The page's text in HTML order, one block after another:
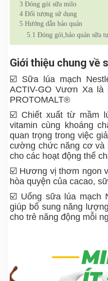
3 Đóng gói sữa milo
4 Đối tượng sử dụng
5 Hướng dẫn bảo quản
5.1 Đóng gói,bảo quản sữa
Giới thiệu chung về
☑️ Sữa lúa mạch
ACTIV-GO Vươn Xa
PROTOMALT®
☑️ Chiết xuất từ mầm
vitamin cùng khoáng
quan trọng trong việc
cường chức năng cơ
cho các hoạt động thể
☑️ Hương vị thơm ngon
hòa quyện của cacao,
☑️ Uống sữa lúa mạch
giúp bổ sung năng
cho trẻ năng động mỗi